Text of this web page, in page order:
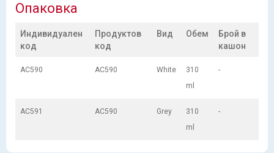
Опаковка
Индивидуален
код
Продуктов
код
Вид Обем
Брой в
кашон
AC590 AC590 White
310
ml
-
AC591 AC590 Grey
310
ml
-